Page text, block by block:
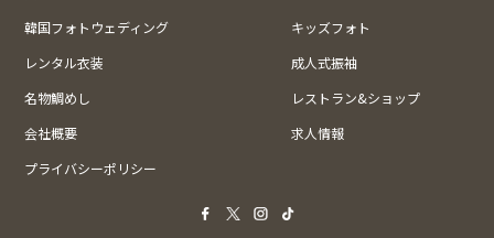
韓国フォトウェディング
キッズフォト
レンタル衣装
成人式振袖
名物鯛めし
レストラン&ショップ
会社概要
求人情報
プライバシーポリシー